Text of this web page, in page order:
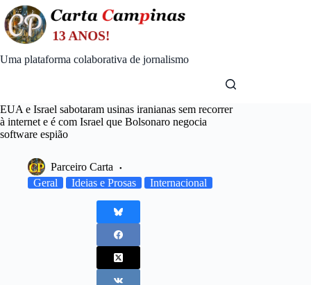
Skip
to
content
Uma plataforma colaborativa de jornalismo
EUA e Israel sabotaram usinas iranianas sem recorrer
à internet e é com Israel que Bolsonaro negocia
software espião
Parceiro Carta
Geral
Ideias e Prosas Internacional